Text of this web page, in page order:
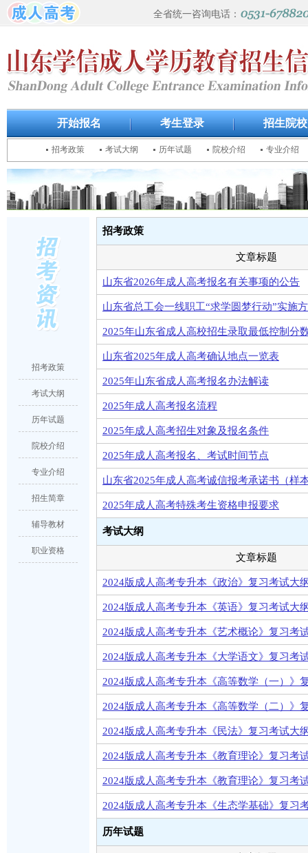
全省统一咨询电话：
开始报名 考生登录 招生院校
招考政策 考试大纲 历年试题 院校介绍 专业介绍
招考政策
文章标题
山东省2026年成人高考报名有关事项的公告
山东省总工会一线职工“求学圆梦行动”实施
2025年山东省成人高校招生录取最低控制分
山东省2025年成人高考确认地点一览表
2025年山东省成人高考报名办法解读
2025年成人高考报名流程
2025年成人高考招生对象及报名条件
2025年成人高考报名、考试时间节点
山东省2025年成人高考诚信报考承诺书（样
2025年成人高考特殊考生资格申报要求
考试大纲
文章标题
2024版成人高考专升本《政治》复习考试大
2024版成人高考专升本《英语》复习考试大
2024版成人高考专升本《艺术概论》复习考
2024版成人高考专升本《大学语文》复习考
2024版成人高考专升本《高等数学（一）》
2024版成人高考专升本《高等数学（二）》
2024版成人高考专升本《民法》复习考试大
2024版成人高考专升本《教育理论》复习考
2024版成人高考专升本《教育理论》复习考
2024版成人高考专升本《生态学基础》复习
历年试题
招考政策
考试大纲
历年试题
院校介绍
专业介绍
招生简章
辅导教材
职业资格